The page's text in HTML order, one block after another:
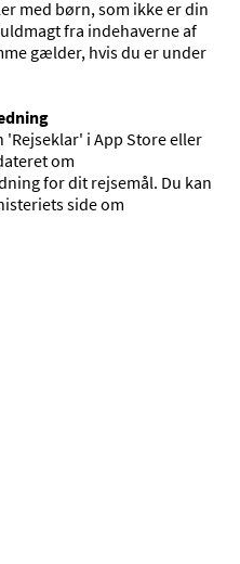
med børn, som ikke er din
fra indehaverne af
gælder, hvis du er under
'Rejseklar' i App Store eller
om
for dit rejsemål. Du kan
side om